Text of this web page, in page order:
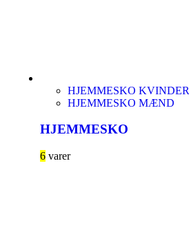
HJEMMESKO KVINDER
HJEMMESKO MÆND
HJEMMESKO
6 varer